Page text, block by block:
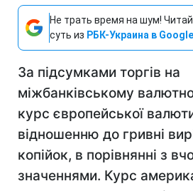
Не трать время на шум!
суть из РБК-Украина в Google
За підсумками торгів на
міжбанківському
курс європейської
відношенню до гривні
копійок, в порівнянні з
значеннями. Курс